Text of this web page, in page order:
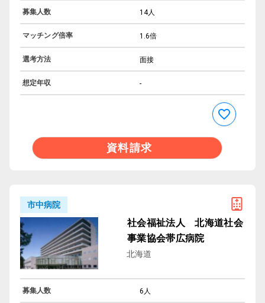
募集人数 14人
マッチング倍率 1.6倍
選考方法 面接
想定年収 -
資料請求
市中病院
社会福祉法人 北海道社会
事業協会帯広病院
北海道
募集人数 6人